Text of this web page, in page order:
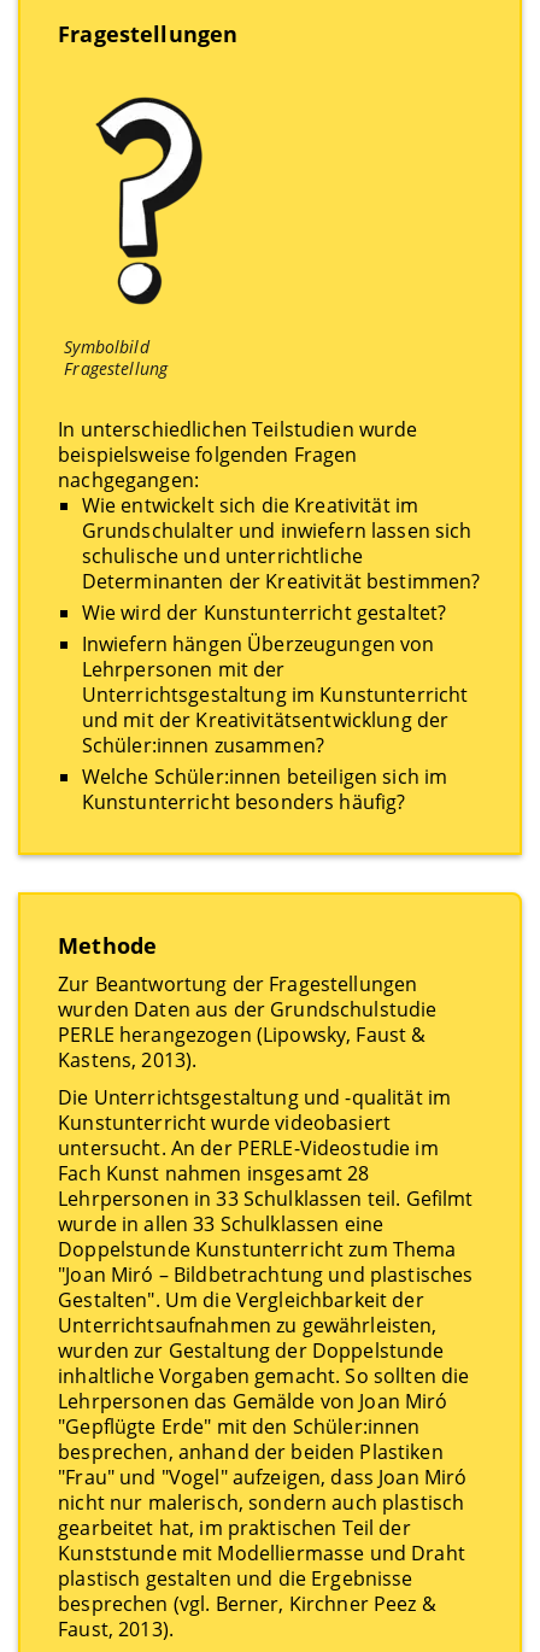
Fragestellungen
Symbolbild
Fragestellung
In unterschiedlichen Teilstudien wurde
beispielsweise folgenden Fragen
nachgegangen:
Wie entwickelt sich die Kreativität im
Grundschulalter und inwiefern lassen sich
schulische und unterrichtliche
Determinanten der Kreativität bestimmen?
Wie wird der Kunstunterricht gestaltet?
Inwiefern hängen Überzeugungen von
Lehrpersonen mit der
Unterrichtsgestaltung im Kunstunterricht
und mit der Kreativitätsentwicklung der
Schüler:innen zusammen?
Welche Schüler:innen beteiligen sich im
Kunstunterricht besonders häufig?
Methode
Zur Beantwortung der Fragestellungen
wurden Daten aus der Grundschulstudie
PERLE herangezogen (Lipowsky, Faust &
Kastens, 2013).
Die Unterrichtsge­staltung und -qualität im
Kunstunterricht wurde videobasiert
untersucht. An der PERLE-Videostudie im
Fach Kunst nahmen insgesamt 28
Lehrpersonen in 33 Schulklassen teil. Gefilmt
wurde in allen 33 Schulklassen eine
Doppelstunde Kunstunterricht zum Thema
"Joan Miró – Bildbetrachtung und plastisches
Gestalten". Um die Vergleichbarkeit der
Unterrichtsaufnahmen zu ge­währleisten,
wurden zur Gestaltung der Doppelstunde
inhaltliche Vorgaben gemacht. So sollten die
Lehrpersonen das Gemälde von Joan Miró
"Gepflügte Erde" mit den Schüler:innen
besprechen, anhand der beiden Plastiken
"Frau" und "Vogel" aufzeigen, dass Joan Miró
nicht nur malerisch, sondern auch plastisch
gearbeitet hat, im praktischen Teil der
Kunststunde mit Modelliermasse und Draht
plastisch ge­stalten und die Ergebnisse
besprechen (vgl. Berner, Kirchner Peez &
Faust, 2013).